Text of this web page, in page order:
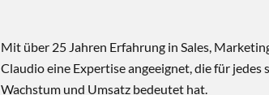
Mit über 25 Jahren Erfahrung in Sales,
Claudio eine Expertise angeeignet, die für
Wachstum und Umsatz bedeutet hat.